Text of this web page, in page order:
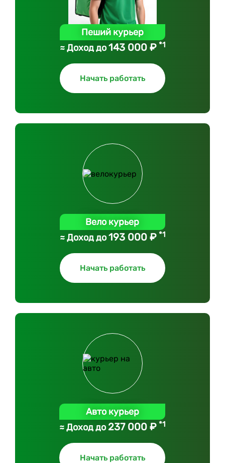
Пеший курьер
≈ Доход до143 000 ₽ *1
Начать работать
Вело курьер
≈ Доход до193 000 ₽ *1
Начать работать
Авто курьер
≈ Доход до237 000 ₽ *1
Начать работать